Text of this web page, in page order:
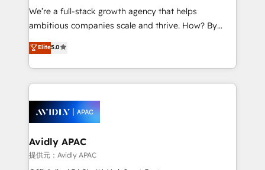
implementations, highly renowned for our business
acumen, process (re-)design experience and a
integrate HubSpot with complex solutions like SAP,
MicroSoft, custom solutions,... Our company also has
execution, CPQ, customer portals and HubSpot CMS
We’re a full-stack growth agency that helps
ambitious companies scale and thrive. How? By
upgrading and streamlining every single revenue-
generating aspect of your business. We’re proud
HubSpot Elite Solutions Partners and devout CRM
nerds who can harness HubSpot’s custom digital
experience. Working hand-in-hand with your team,
we’ll assemble a RevOps machine that drives more
traffic, generates better leads and crushes your
revenue goals. We've worked with thousands of
HubSpot customers and we'd love to work with you
Elite5.0
Avidly APAC
提供元：Avidly APAC